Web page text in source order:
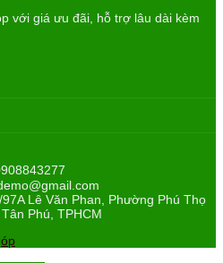
với giá ưu đãi, hỗ trợ lâu dài kèm
Lê Văn Phan, Phường Phú Thọ
Phú, TPHCM